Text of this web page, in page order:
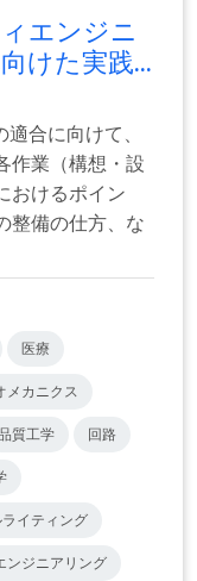
エンジニ
けた実践...
合に向けて、
作業（構想・設
おけるポイン
整備の仕方、な
医療
メカニクス
質工学 回路
イティング
ンジニアリング